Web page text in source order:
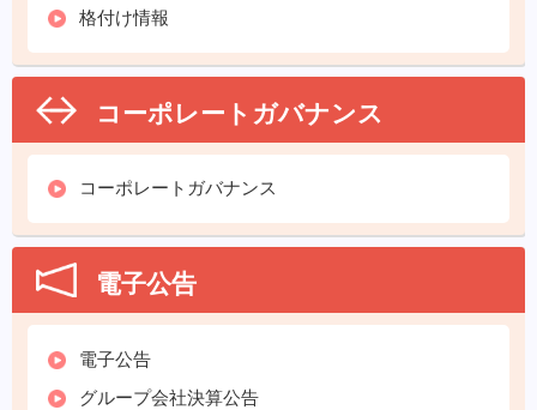
格付け情報
コーポレートガバナンス
コーポレートガバナンス
電子公告
電子公告
グループ会社決算公告